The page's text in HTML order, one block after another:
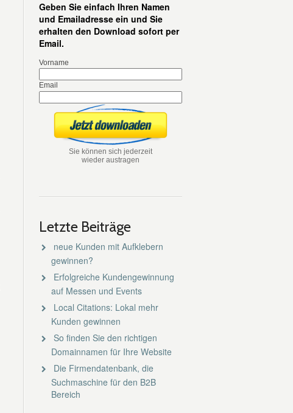
Geben Sie einfach Ihren Namen
und Emailadresse ein und Sie
erhalten den Download sofort per
Email.
Vorname
Email
Sie können sich jederzeit
wieder austragen
Letzte Beiträge
neue Kunden mit Aufklebern
gewinnen?
Erfolgreiche Kundengewinnung
auf Messen und Events
Local Citations: Lokal mehr
Kunden gewinnen
So finden Sie den richtigen
Domainnamen für Ihre Website
Die Firmendatenbank, die
Suchmaschine für den B2B
Bereich